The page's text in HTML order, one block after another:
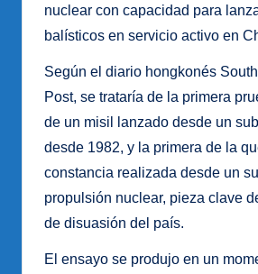
nuclear con capacidad para
balísticos en servicio activo en
Según el diario hongkonés
Post, se trataría de la primera
de un misil lanzado desde un
desde 1982, y la primera de la
constancia realizada desde un
propulsión nuclear, pieza clave
de disuasión del país.
El ensayo se produjo en un